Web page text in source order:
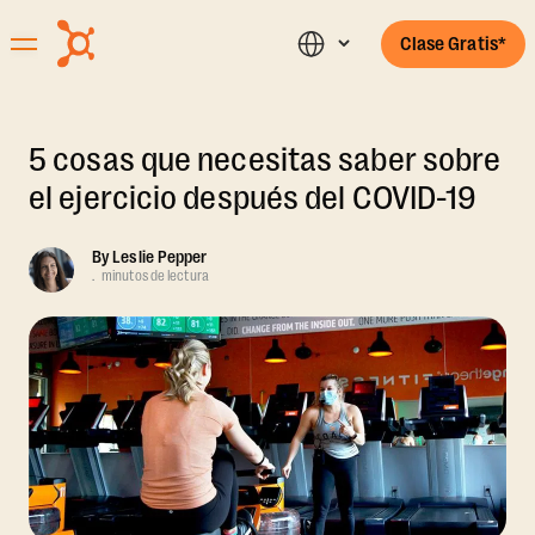
Clase Gratis*
5 cosas que necesitas saber sobre
el ejercicio después del COVID-19
ByLeslie Pepper
. minutos de lectura